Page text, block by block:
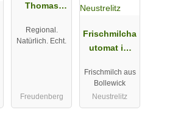
Thomas
Regional.
Natürlich. Echt.
Freudenberg
Frischmilcha
utomat im
Neustrelitz
Frischmilch aus
Bollewick
Neustrelitz